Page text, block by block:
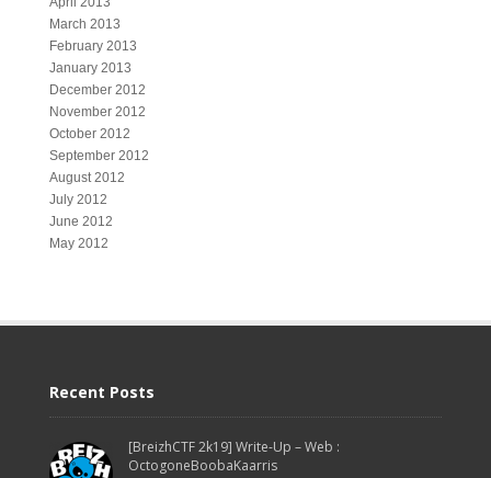
March 2013
February 2013
January 2013
December 2012
November 2012
October 2012
September 2012
August 2012
July 2012
June 2012
May 2012
Recent Posts
[BreizhCTF 2k19] Write-Up – Web :
OctogoneBoobaKaarris